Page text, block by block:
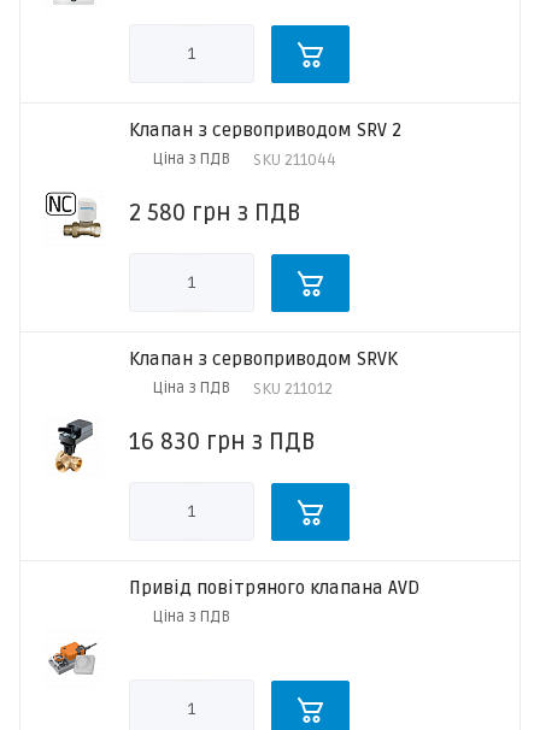
Клапан з сервоприводом SRV 2
Ціна з ПДВ SKU 211044
2 580 грн з ПДВ
Клапан з сервоприводом SRVK
Ціна з ПДВ SKU 211012
16 830 грн з ПДВ
Привід повітряного клапана AVD
Ціна з ПДВ